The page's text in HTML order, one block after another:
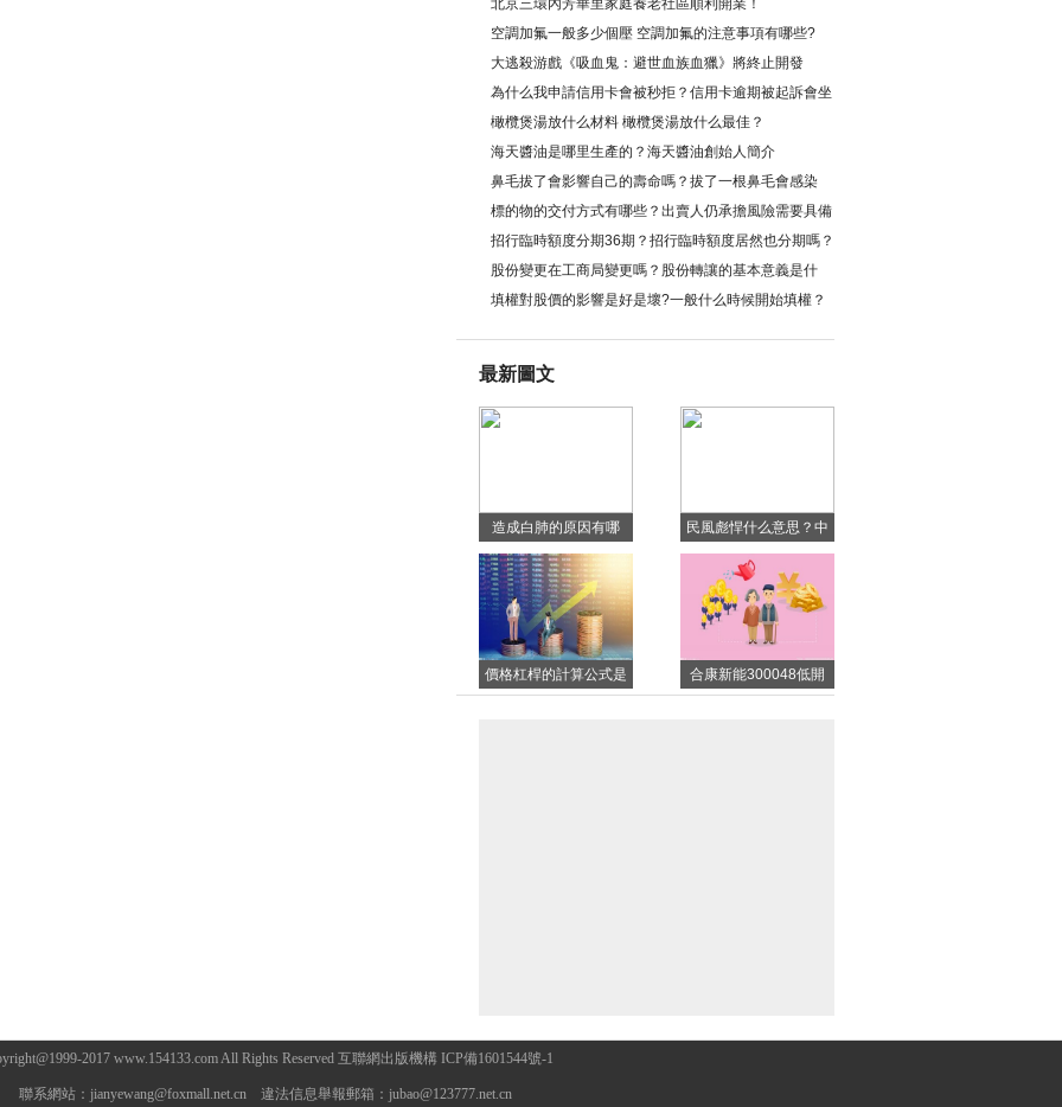
北京三環內芳華里家庭養老社區順利開業！
空調加氟一般多少個壓 空調加氟的注意事項有哪些?
大逃殺游戲《吸血鬼：避世血族血獵》將終止開發
為什么我申請信用卡會被秒拒？信用卡逾期被起訴會坐
牢嗎？
橄欖煲湯放什么材料 橄欖煲湯放什么最佳？
海天醬油是哪里生產的？海天醬油創始人簡介
鼻毛拔了會影響自己的壽命嗎？拔了一根鼻毛會感染
嗎？
標的物的交付方式有哪些？出賣人仍承擔風險需要具備
的條件是什么？
招行臨時額度分期36期？招行臨時額度居然也分期嗎？
股份變更在工商局變更嗎？股份轉讓的基本意義是什
么？
填權對股價的影響是好是壞?一般什么時候開始填權？
最新圖文
造成白肺的原因有哪
些？白肺癥狀有哪些？
民風彪悍什么意思？中
國十大彪悍民風
價格杠桿的計算公式是
合康新能300048低開
2017 www.154133.com All Rights Reserved 互聯網出版機構 ICP備1601544號-1
聯系網站： jianyewang@foxmall.net.cn 違法信息舉報郵箱： jubao@123777.net.cn